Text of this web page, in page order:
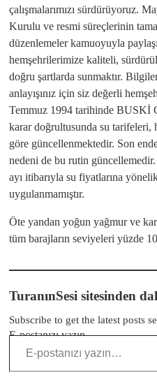
çalışmalarımızı sürdürüyoruz.
Kurulu ve resmi süreçlerinin
düzenlemeler kamuoyuyla
hemşehrilerimize kaliteli,
doğru şartlarda sunmaktır.
anlayışınız için siz değerli
Temmuz 1994 tarihinde BUSKİ
karar doğrultusunda su tarifeleri,
göre güncellenmektedir. Son
nedeni de bu rutin güncellemedir.
ayı itibarıyla su fiyatlarına
uygulanmamıştır.
Öte yandan yoğun yağmur ve kar
tüm barajların seviyeleri yüzde
TuranınSesi sitesinden
Subscribe to get the latest posts
E-postanızı yazın…